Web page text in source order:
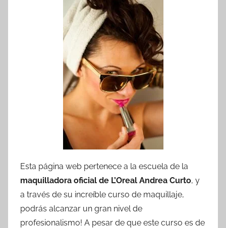
Esta página web pertenece a la escuela de la
maquilladora oficial de L’Oreal Andrea Curto, y
a través de su increíble curso de maquillaje,
podrás alcanzar un gran nivel de
profesionalismo! A pesar de que este curso es de